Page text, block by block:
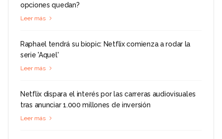
opciones quedan?
Leer más
Raphael tendrá su biopic: Netflix comienza a rodar la
serie 'Aquel'
Leer más
Netflix dispara el interés por las carreras audiovisuales
tras anunciar 1.000 millones de inversión
Leer más